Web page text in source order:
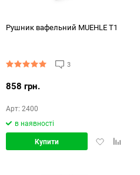
Рушник вафельний MUEHLE T1
3
858 грн.
Арт: 2400
в наявності
ДодатиДодати
Купити